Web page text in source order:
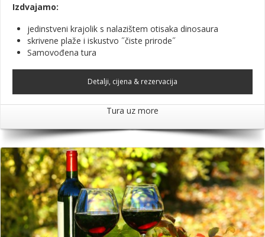
Izdvajamo:
jedinstveni krajolik s nalazištem otisaka dinosaura
skrivene plaže i iskustvo ˝čiste prirode˝
Samovođena tura
Detalji, cijena & rezervacija
Tura uz more